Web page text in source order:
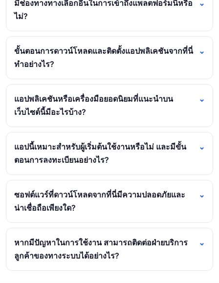
มีช่องทางทางเลือกอื่นในการเข้าถึงแพลตฟอร์มนี้หรือ
ไม่?
ขั้นตอนการดาวน์โหลดและติดตั้งแอปพลิเคชันจากที่นี่
ทำอย่างไร?
แอปพลิเคชันหรือเครื่องมือยอดนิยมที่แนะนำบน
เว็บไซต์นี้มีอะไรบ้าง?
แอปนี้เหมาะสำหรับผู้เริ่มต้นใช้งานหรือไม่ และมีขั้น
ตอนการลงทะเบียนอย่างไร?
ซอฟต์แวร์ที่ดาวน์โหลดจากที่นี่มีความปลอดภัยและ
น่าเชื่อถือเพียงใด?
หากมีปัญหาในการใช้งาน สามารถติดต่อฝ่ายบริการ
ลูกค้าของทางระบบได้อย่างไร?